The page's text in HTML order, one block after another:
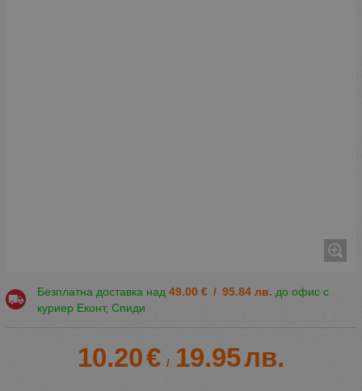
Безплатна доставка над 49.00 € / 95.84 лв. до офис с
куриер Еконт, Спиди
10.20€ / 19.95лв.